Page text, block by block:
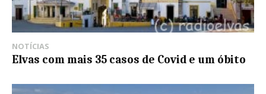
NOTÍCIAS
Elvas com mais 35 casos de Covid e um óbito